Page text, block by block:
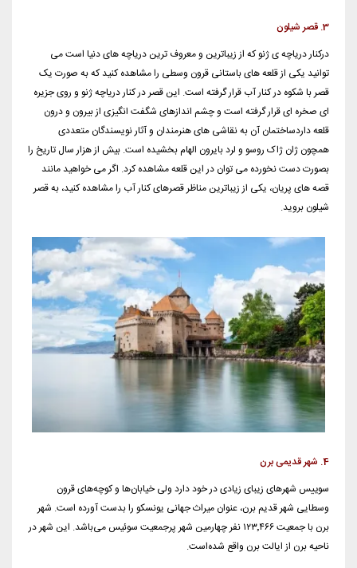
3. قصر شیلون
درکنار دریاچه ی ژنو که از زیباترین و معروف ترین دریاچه های دنیا است می
توانید یکی از قلعه های باستانی قرون وسطی را مشاهده کنید که به صورت یک
قصر با شکوه در کنار آب قرار گرفته است. این قصر در کنار دریاچه ژنو و روی جزیره
ای صخره ای قرار گرفته است و چشم اندازهای شگفت انگیزی از بیرون و درون
قلعه داردساختمان آن به نقاشی های هنرمندان و آثار نویسندگان متعددی
همچون ژان ژاک روسو و لرد بایرون الهام بخشیده است. بیش از هزار سال تاریخ را
بصورت دست نخورده می توان در این قلعه مشاهده کرد. اگر می خواهید مانند
قصه های پریان، یکی از زیباترین مناظر قصرهای کنار آب را مشاهده کنید، به قصر
شیلون بروید.
4. شهر قدیمی برن
سوییس شهرهای زیبای زیادی در خود دارد ولی خیابان‌ها و کوچه‌های قرون
وسطایی شهر قدیم برن، عنوان میراث جهانی یونسکو را بدست آورده است. شهر
برن با جمعیت ۱۲۳٬۴۶۶ نفر چهارمین شهر پرجمعیت سوئیس می‌باشد. این شهر در
ناحیه برن از ایالت برن واقع شده‌است.